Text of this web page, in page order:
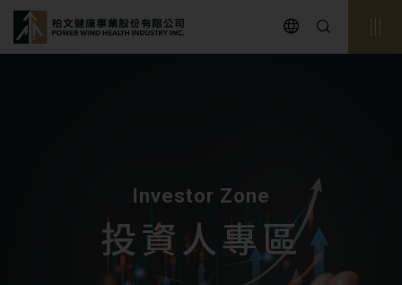
Investor Zone
投資人專區